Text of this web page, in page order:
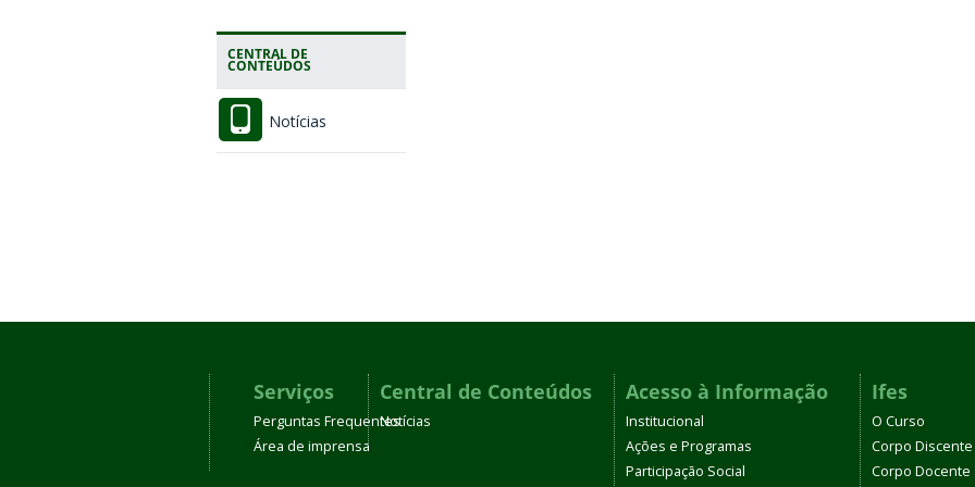
CENTRAL DE
CONTEÚDOS
Notícias
Serviços
Perguntas Frequentes
Área de imprensa
Central de Conteúdos
Notícias
Acesso à Informação
Institucional
Ações e Programas
Participação Social
Ifes
O Curso
Corpo Discente
Corpo Docente